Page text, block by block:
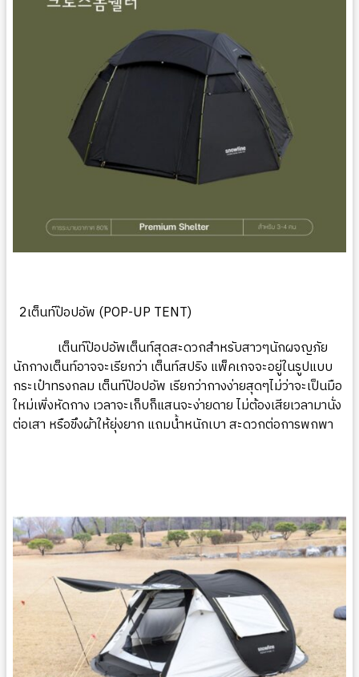
2เต็นท์ป๊อปอัพ (POP-UP TENT)
เต็นท์ป๊อปอัพเต็นท์สุดสะดวกสำหรับสาวๆนักผจญภัย
นักกางเต็นท์อาจจะเรียกว่า เต็นท์สปริง แพ็คเกจจะอยู่ในรูปแบบ
กระเป๋าทรงกลม เต็นท์ป๊อปอัพ เรียกว่ากางง่ายสุดๆไม่ว่าจะเป็นมือ
ใหม่เพิ่งหัดกาง เวลาจะเก็บก็แสนจะง่ายดาย ไม่ต้องเสียเวลามานั่ง
ต่อเสา หรือขึงผ้าให้ยุ่งยาก แถมน้ำหนักเบา สะดวกต่อการพกพา